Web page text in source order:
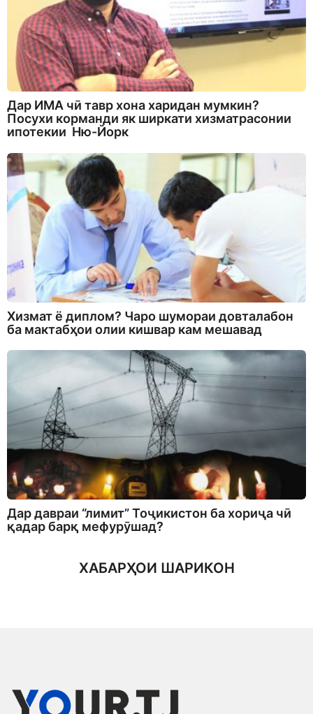
Дар ИМА чӣ тавр хона харидан мумкин?
Посухи корманди як ширкати хизматрасонии
ипотекии Ню-Йорк
Хизмат ё диплом? Чаро шумораи довталабон
ба мактабҳои олии кишвар кам мешавад
Дар давраи “лимит” Тоҷикистон ба хориҷа чӣ
қадар барқ мефурӯшад?
ХАБАРҲОИ ШАРИКОН